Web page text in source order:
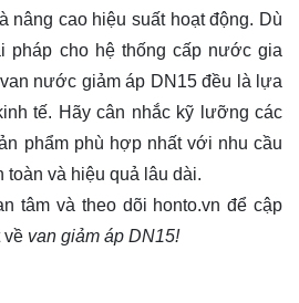
nâng cao hiệu suất hoạt động. Dù
pháp cho hệ thống cấp nước gia
nước giảm áp DN15 đều là lựa
tế. Hãy cân nhắc kỹ lưỡng các
phẩm phù hợp nhất với nhu cầu
toàn và hiệu quả lâu dài.
tâm và theo dõi honto.vn để cập
về van giảm áp DN15!